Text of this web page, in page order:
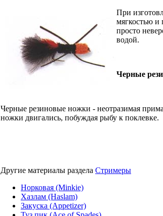
При
мягкостью и
просто
водой.
Черные
Черные резиновые ножки - неотразимая
ножки двигались, побуждая рыбу к поклевке.
Другие материалы раздела Стримеры
Норковая (Minkie)
Хазлам (Haslam)
Закуска (Appetizer)